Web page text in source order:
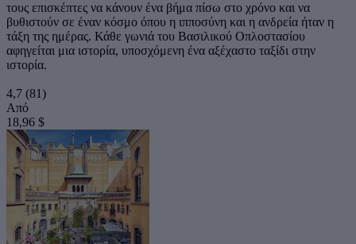
τους επισκέπτες να κάνουν ένα βήμα πίσω στο χρόνο και να
βυθιστούν σε έναν κόσμο όπου η ιπποσύνη και η ανδρεία ήταν η
τάξη της ημέρας. Κάθε γωνιά του Βασιλικού Οπλοστασίου
αφηγείται μια ιστορία, υποσχόμενη ένα αξέχαστο ταξίδι στην
ιστορία.
4,7 (81)
Από
18,96 $